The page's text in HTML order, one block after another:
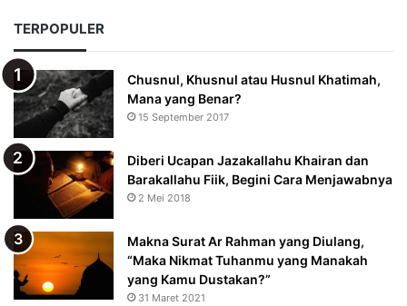
TERPOPULER
Chusnul, Khusnul atau Husnul Khatimah,
Mana yang Benar?
15 September 2017
Diberi Ucapan Jazakallahu Khairan dan
Barakallahu Fiik, Begini Cara Menjawabnya
2 Mei 2018
Makna Surat Ar Rahman yang Diulang,
“Maka Nikmat Tuhanmu yang Manakah
yang Kamu Dustakan?”
31 Maret 2021